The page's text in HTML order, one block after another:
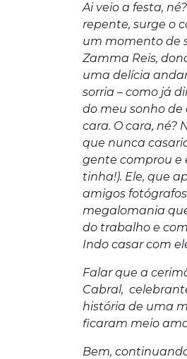
Ai veio a festa,
repente, surge o
um momento de
Zamma Reis,
uma delícia
sorria – como já
do meu sonho
cara. O cara, né?
que nunca
gente comprou e
tinha!). Ele, que
amigos
megalomania
do trabalho e
Indo casar com
Falar que a
Cabral,
história de uma
ficaram meio
Bem,